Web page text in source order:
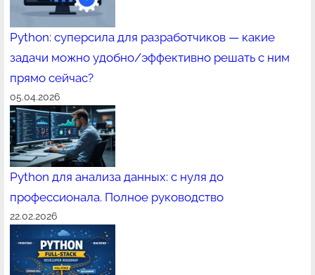
Python: суперсила для разработчиков — какие
задачи можно удобно/эффективно решать с ним
прямо сейчас?
05.04.2026
Python для анализа данных: с нуля до
профессионала. Полное руководство
22.02.2026